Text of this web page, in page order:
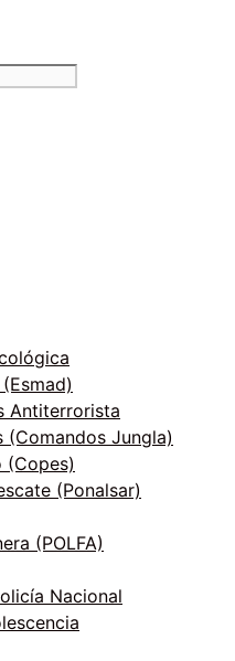
Antiterrorista
Jungla)
(Copes)
(Ponalsar)
(POLFA)
Nacional